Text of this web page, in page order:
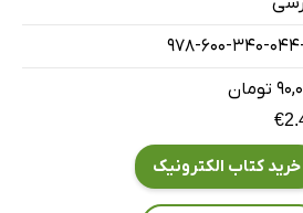
شکاک باشید، اما یاد بگیرید که گوش
978-600-340-
تومان
خرید کتاب الکترونیک